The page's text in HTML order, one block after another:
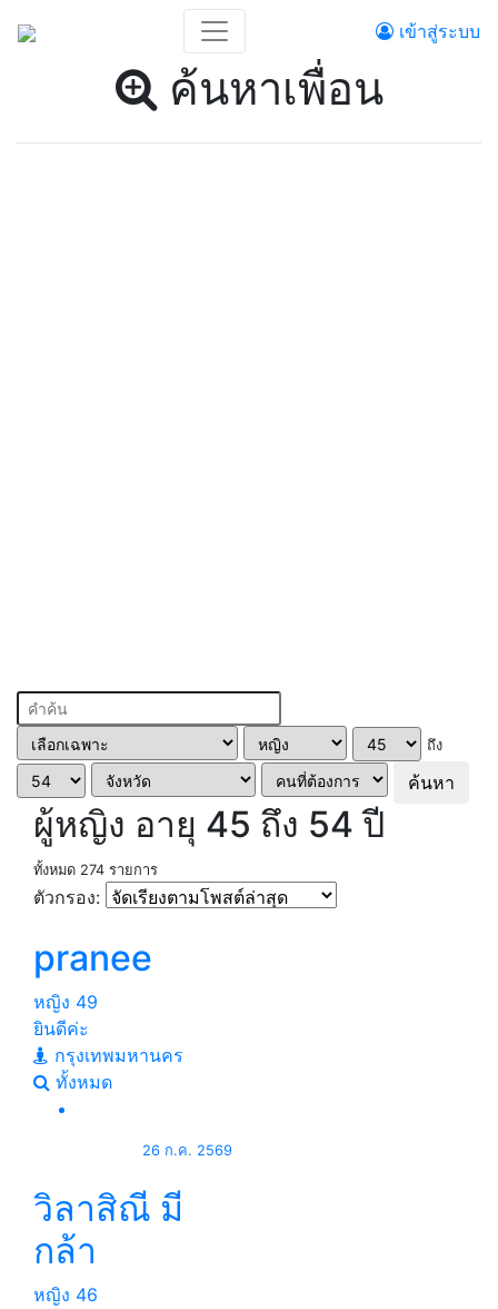
เข้าสู่ระบบ
ค้นหาเพื่อน
ถึง
ค้นหา
ผู้หญิง อายุ 45 ถึง 54 ปี
ทั้งหมด 274 รายการ
ตัวกรอง:
pranee
หญิง 49
ยินดีค่ะ
กรุงเทพมหานคร
ทั้งหมด
26 ก.ค. 2569
วิลาสิณี มี
กล้า
หญิง 46